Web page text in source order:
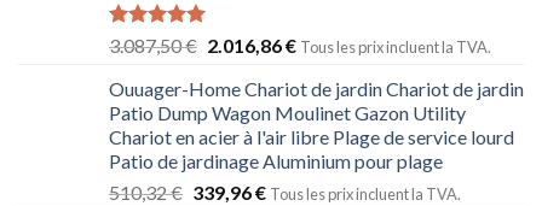
Note 5.00
3.087,50€ 2.016,86€ Tous les prix incluent la TVA.
Ouuager-Home Chariot de jardin Chariot de jardin
Patio Dump Wagon Moulinet Gazon Utility
Chariot en acier à l'air libre Plage de service lourd
Patio de jardinage Aluminium pour plage
510,32€ 339,96€ Tous les prix incluent la TVA.